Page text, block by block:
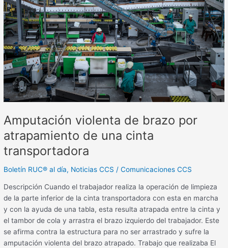
Amputación violenta de brazo por
atrapamiento de una cinta
transportadora
Boletín RUC® al día, Noticias CCS /Comunicaciones CCS
Descripción Cuando el trabajador realiza la operación de limpieza
de la parte inferior de la cinta transportadora con esta en marcha
y con la ayuda de una tabla, esta resulta atrapada entre la cinta y
el tambor de cola y arrastra el brazo izquierdo del trabajador. Este
se afirma contra la estructura para no ser arrastrado y sufre la
amputación violenta del brazo atrapado. Trabajo que realizaba El
de
brazo
por
atrapamiento
de
una
cinta
transportadora